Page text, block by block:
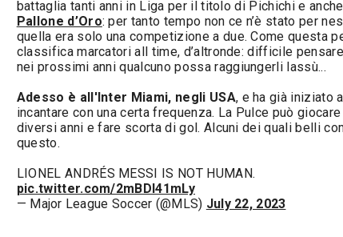
battaglia tanti anni in Liga per il titolo di Pichichi e
Pallone d’Oro: per tanto tempo non ce n’è stato per
quella era solo una competizione a due. Come questa
classifica marcatori all time, d’altronde: difficile
nei prossimi anni qualcuno possa raggiungerli lassù...
Adesso è all'Inter Miami, negli USA, e ha già iniziato a
incantare con una certa frequenza. La Pulce può
diversi anni e fare scorta di gol. Alcuni dei quali belli
questo.
LIONEL ANDRÉS MESSI IS NOT HUMAN.
pic.twitter.com/2mBDI41mLy
— Major League Soccer (@MLS) July 22, 2023